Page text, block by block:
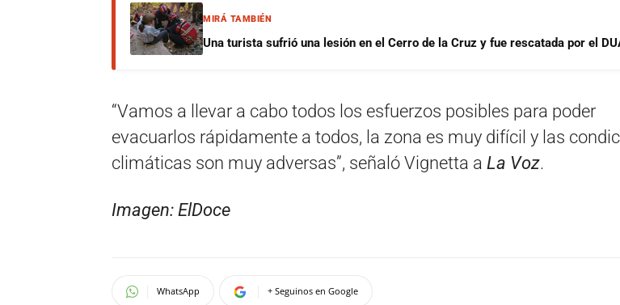
MIRÁ TAMBIÉN
Una turista sufrió una lesión en el Cerro de la Cruz y fue rescatada por el
“Vamos a llevar a cabo todos los esfuerzos posibles para poder
evacuarlos rápidamente a todos, la zona es muy difícil y las
climáticas son muy adversas”, señaló Vignetta a La Voz.
Imagen: ElDoce
WhatsApp + Seguinos en Google